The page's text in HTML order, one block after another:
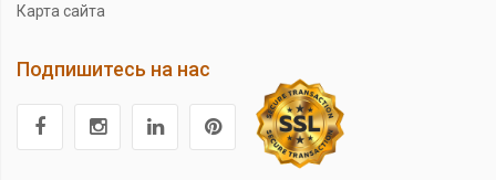
Карта сайта
Подпишитесь на нас